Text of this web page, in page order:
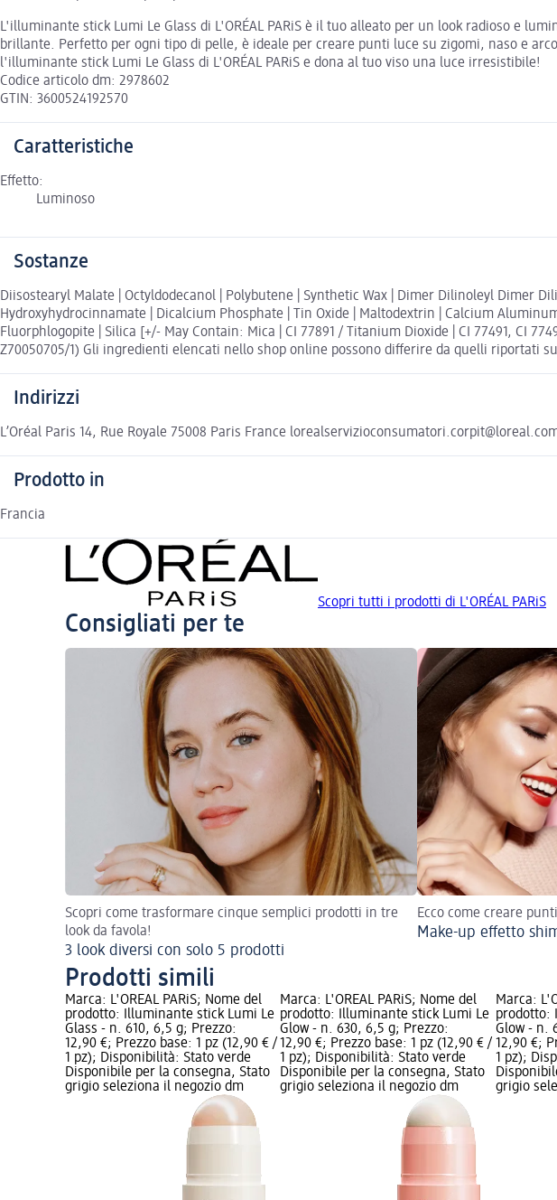
L'illuminante stick Lumi Le Glass di L'ORÉAL PARiS è il tuo alleato per un look radioso e
brillante. Perfetto per ogni tipo di pelle, è ideale per creare punti luce su zigomi, naso e
l'illuminante stick Lumi Le Glass di L'ORÉAL PARiS e dona al tuo viso una luce irresistibile!
Codice articolo dm: 2978602
GTIN: 3600524192570
Caratteristiche
Effetto:
Luminoso
Sostanze
Diisostearyl Malate | Octyldodecanol | Polybutene | Synthetic Wax | Dimer Dilinoleyl Dimer
Hydroxyhydrocinnamate | Dicalcium Phosphate | Tin Oxide | Maltodextrin | Calcium
Fluorphlogopite | Silica [+/- May Contain: Mica | CI 77891 / Titanium Dioxide | CI 77491, CI
Z70050705/1) Gli ingredienti elencati nello shop online possono differire da quelli riportati
Indirizzi
L’Oréal Paris 14, Rue Royale 75008 Paris France
Prodotto in
Francia
Scopri tutti i prodotti di L'ORÉAL PARiS
Consigliati per te
Scopri come trasformare cinque semplici prodotti in tre
look da favola!
3 look diversi con solo 5 prodotti
Ecco come creare
Make-up effetto
Prodotti simili
Marca: L'ORÉAL PARiS; Nome del
prodotto: Illuminante stick Lumi Le
Glass - n. 610, 6,5 g; Prezzo:
12,90 €; Prezzo base: 1 pz (12,90 € /
1 pz); Disponibilità: Stato verde
Disponibile per la consegna, Stato
grigio seleziona il negozio dm
Marca: L'ORÉAL PARiS; Nome del
prodotto: Illuminante stick Lumi Le
Glow - n. 630, 6,5 g; Prezzo:
12,90 €; Prezzo base: 1 pz (12,90 € /
1 pz); Disponibilità: Stato verde
Disponibile per la consegna, Stato
grigio seleziona il negozio dm
Marca:
prodotto:
Glow - n.
12,90 €;
1 pz);
grigio